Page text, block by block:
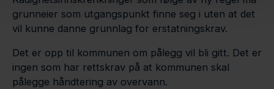
grunneier som utgangspunkt finne seg i uten at det
vil kunne danne grunnlag for erstatningskrav.
Det er opp til kommunen om pålegg vil bli gitt. Det er
ingen som har rettskrav på at kommunen skal
pålegge håndtering av overvann.